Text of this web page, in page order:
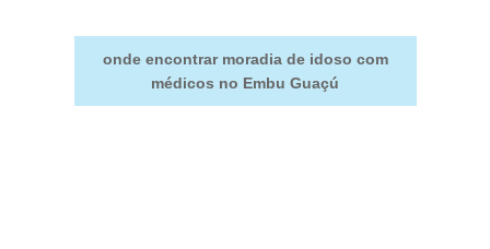
onde encontrar moradia de idoso com
médicos no Embu Guaçú